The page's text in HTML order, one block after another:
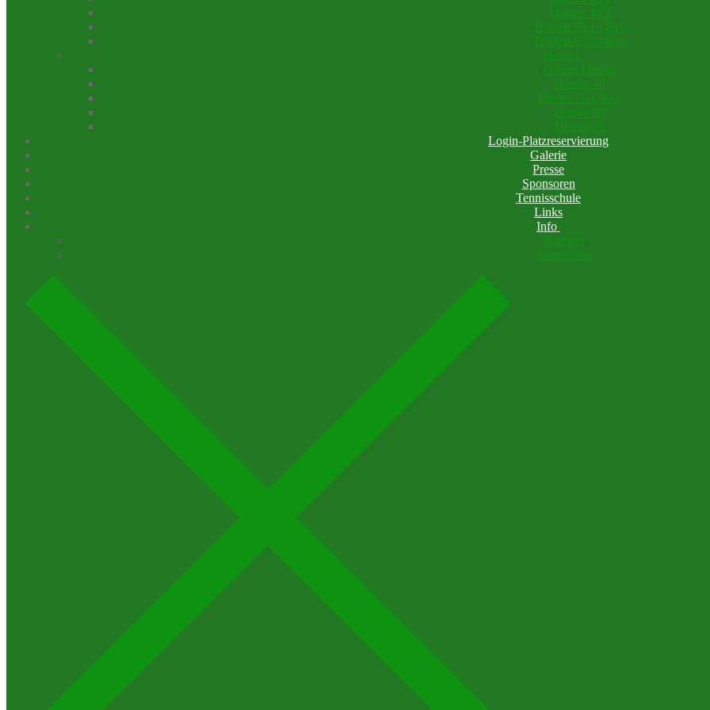
Damen 40/2
Damen 55/1 (4er).
Damen 55/2 (4er).
Herren.
Offene Herren
Herren 40
Herren 50 ( 4er).
Herren 60
Herren 65
Login-Platzreservierung
Galerie
Presse
Sponsoren
Tennisschule
Links
Info
Kontakt
Impressum